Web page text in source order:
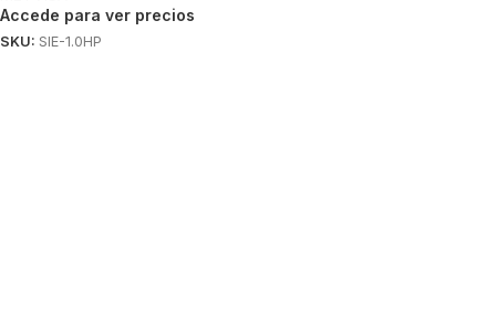
Accede para ver precios
SKU: SIE-1.0HP